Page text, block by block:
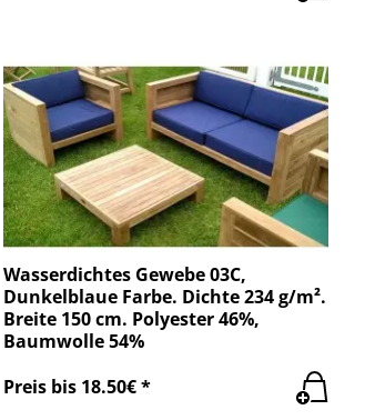
Wasserdichtes Gewebe 03C,
Dunkelblaue Farbe. Dichte 234 g/m².
Breite 150 cm. Polyester 46%,
Baumwolle 54%
Preis bis 18.50€ *